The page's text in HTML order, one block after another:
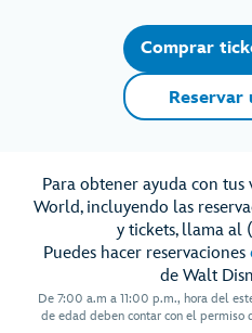
Comprar
Reservar
Para obtener ayuda con tus
World, incluyendo las
y tickets, llama al
Puedes hacer reservaciones
de Walt
De 7:00 a.m a 11:00 p.m., hora del
de edad deben contar con el permiso